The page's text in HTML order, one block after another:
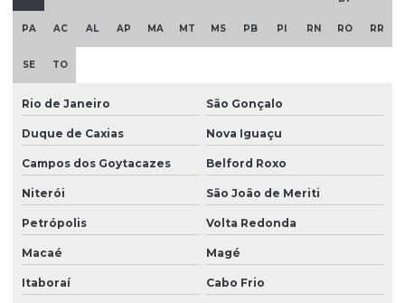
Filtro para consumo humano com segurança
Filtro para desferrizar água
Filtro para eliminar cálcio
Filtro para excesso de calcário
Filtro para ferro e manganês
Filtro para ferro e manganês preço
Filtro para fontes
PA AC AL AP MA MT MS PB PI RN RO RR
SE TO
Rio de Janeiro São Gonçalo
Duque de Caxias Nova Iguaçu
Campos dos Goytacazes Belford Roxo
Niterói São João de Meriti
Petrópolis Volta Redonda
Macaé Magé
Itaboraí Cabo Frio